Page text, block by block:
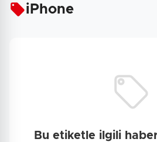
iPhone
Bu etiketle ilgili